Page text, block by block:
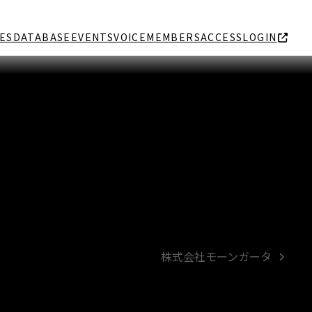
DATABASE EVENTSVOICEMEMBERSACCESSLOGIN
next
株式会社モーンガータ